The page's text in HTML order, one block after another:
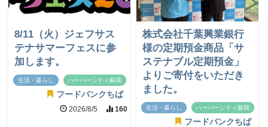
8/11（火）ジェフサス
テナサマーフェスに参
加します。
生活・暮らし ハーバーシティ蘇我
フードバンクちば
2026/8/5 160
株式会社千葉興業銀行
様の定期預金商品「サ
ステナブル定期預金」
よりご寄付をいただき
ました。
生活・暮らし ハーバーシティ蘇我
フードバンクちば